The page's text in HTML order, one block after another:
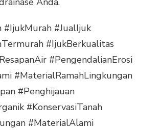
#IjukMurah #JualIjuk
#IjukBerkualitas
#PengendalianErosi
#MaterialRamahLingkungan
#Penghijauan
#KonservasiTanah
#MaterialAlami